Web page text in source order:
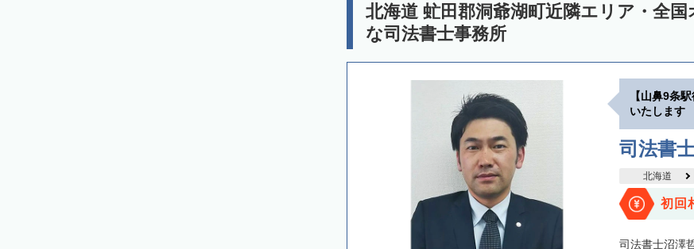
天塩郡遠別町 天塩郡天塩町 天塩郡豊富町 天塩郡幌延町
網走郡津別町 網走郡大空町 斜里郡斜里町 斜里郡清里町
常呂郡佐呂間町 紋別郡湧別町
紋別郡雄武町 白老郡白老町
様似郡様似町
河東郡上士幌町 河東郡鹿追町 河西郡中札内
足寄郡足寄町
北海道 虻田郡洞爺湖町近隣エリア・全
な司法書士事務所
【山鼻9条
いたします
司法書
北海道
初回
司法書士沼澤